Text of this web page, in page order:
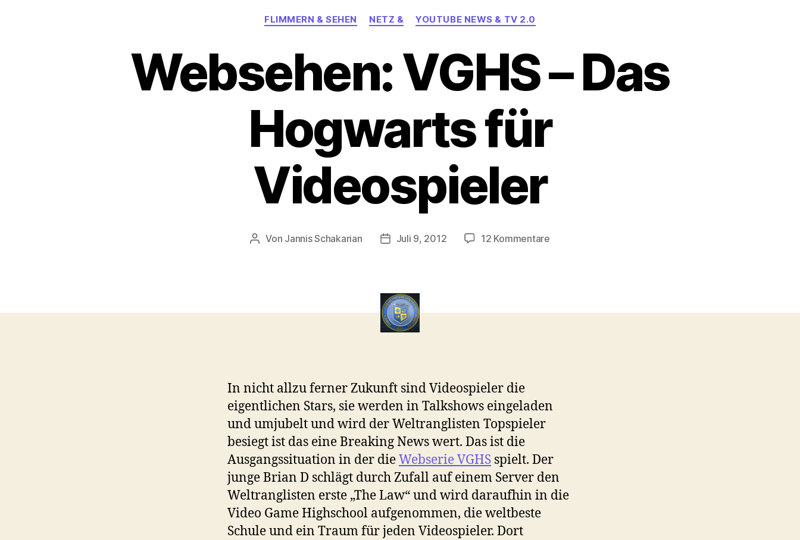
Kategorien
FLIMMERN & SEHEN NETZ & YOUTUBE NEWS & TV 2.0
Websehen: VGHS – Das
Hogwarts für
Videospieler
Beitragsautor
Von Jannis Schakarian Veröffentlichungsdatum
Juli 9, 2012 12 Kommentarezu
In nicht allzu ferner Zukunft sind Videospieler die
eigentlichen Stars, sie werden in Talkshows eingeladen
und umjubelt und wird der Weltranglisten Topspieler
besiegt ist das eine Breaking News wert. Das ist die
Ausgangssituation in der dieWebserie VGHS spielt. Der
junge Brian D schlägt durch Zufall auf einem Server den
Weltranglisten erste „The Law“ und wird daraufhin in die
Video Game Highschool aufgenommen, die weltbeste
Schule und ein Traum für jeden Videospieler. Dort